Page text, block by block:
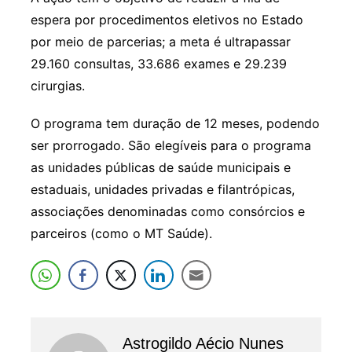
espera por procedimentos eletivos no Estado
por meio de parcerias; a meta é ultrapassar
29.160 consultas, 33.686 exames e 29.239
cirurgias.
O programa tem duração de 12 meses, podendo
ser prorrogado. São elegíveis para o programa
as unidades públicas de saúde municipais e
estaduais, unidades privadas e filantrópicas,
associações denominadas como consórcios e
parceiros (como o MT Saúde).
Astrogildo Aécio Nunes